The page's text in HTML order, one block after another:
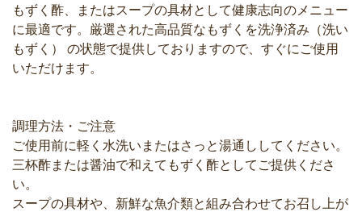
もずく酢、またはスープの具材として健康志向のメニュー
に最適です。厳選された高品質なもずくを洗浄済み（洗い
もずく） の状態で提供しておりますので、すぐにご使用
いただけます。
調理方法・ご注意
ご使用前に軽く水洗いまたはさっと湯通ししてください。
三杯酢または醤油で和えてもずく酢としてご提供くださ
い。
スープの具材や、新鮮な魚介類と組み合わせてお召し上が